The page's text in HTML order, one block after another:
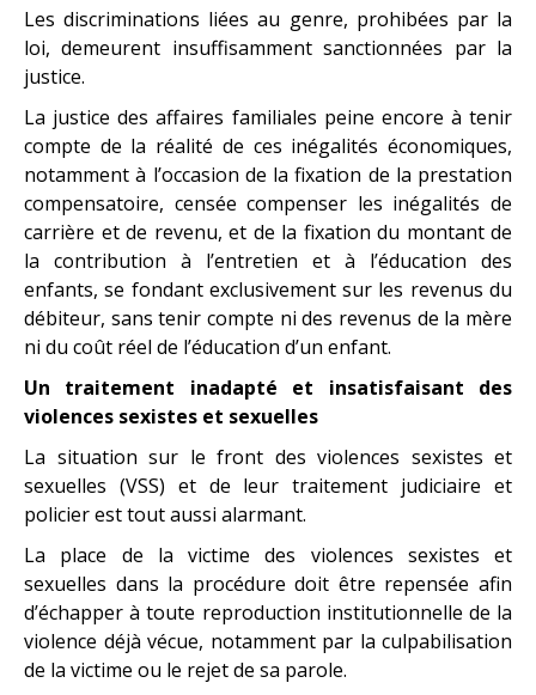
Les discriminations liées au genre, prohibées par la
loi, demeurent insuffisamment sanctionnées par la
justice.
La justice des affaires familiales peine encore à tenir
compte de la réalité de ces inégalités économiques,
notamment à l’occasion de la fixation de la prestation
compensatoire, censée compenser les inégalités de
carrière et de revenu, et de la fixation du montant de
la contribution à l’entretien et à l’éducation des
enfants, se fondant exclusivement sur les revenus du
débiteur, sans tenir compte ni des revenus de la mère
ni du coût réel de l’éducation d’un enfant.
Un traitement inadapté et insatisfaisant des
violences sexistes et sexuelles
La situation sur le front des violences sexistes et
sexuelles (VSS) et de leur traitement judiciaire et
policier est tout aussi alarmant.
La place de la victime des violences sexistes et
sexuelles dans la procédure doit être repensée afin
d’échapper à toute reproduction institutionnelle de la
violence déjà vécue, notamment par la culpabilisation
de la victime ou le rejet de sa parole.